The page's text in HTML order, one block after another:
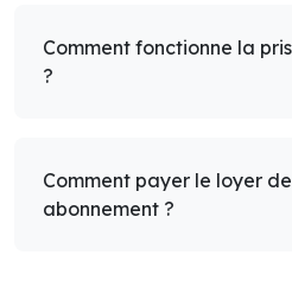
Comment fonctionne la
?
Comment payer le loyer
abonnement ?